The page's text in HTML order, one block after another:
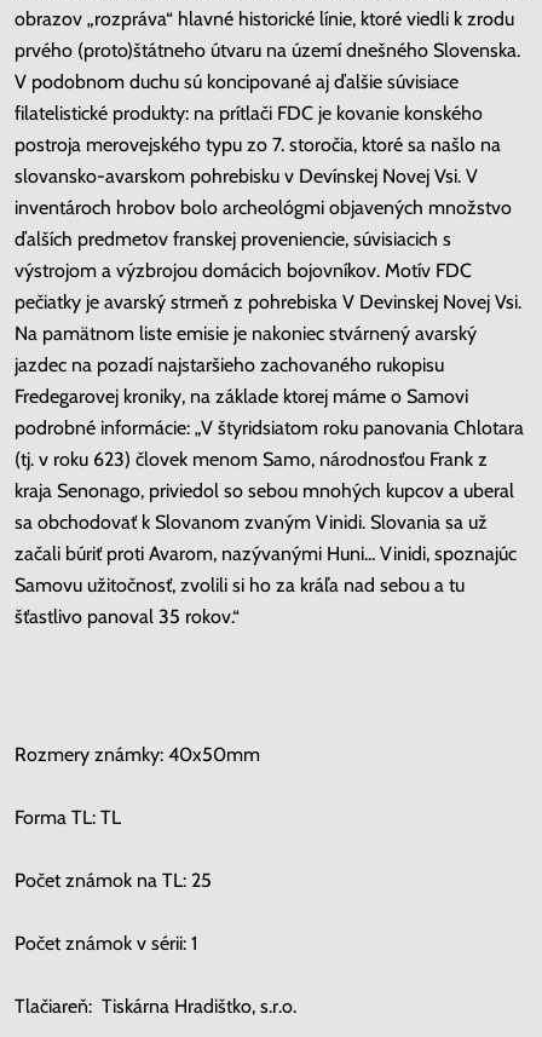
obrazov „rozpráva“ hlavné historické línie, ktoré viedli k zrodu
prvého (proto)štátneho útvaru na území dnešného Slovenska.
V podobnom duchu sú koncipované aj ďalšie súvisiace
filatelistické produkty: na prítlači FDC je kovanie konského
postroja merovejského typu zo 7. storočia, ktoré sa našlo na
slovansko-avarskom pohrebisku v Devínskej Novej Vsi. V
inventároch hrobov bolo archeológmi objavených množstvo
ďalších predmetov franskej proveniencie, súvisiacich s
výstrojom a výzbrojou domácich bojovníkov. Motív FDC
pečiatky je avarský strmeň z pohrebiska V Devinskej Novej Vsi.
Na pamätnom liste emisie je nakoniec stvárnený avarský
jazdec na pozadí najstaršieho zachovaného rukopisu
Fredegarovej kroniky, na základe ktorej máme o Samovi
podrobné informácie: „V štyridsiatom roku panovania Chlotara
(tj. v roku 623) človek menom Samo, národnosťou Frank z
kraja Senonago, priviedol so sebou mnohých kupcov a uberal
sa obchodovať k Slovanom zvaným Vinidi. Slovania sa už
začali búriť proti Avarom, nazývanými Huni... Vinidi, spoznajúc
Samovu užitočnosť, zvolili si ho za kráľa nad sebou a tu
šťastlivo panoval 35 rokov.“
Rozmery známky: 40x50mm
Forma TL: TL
Počet známok na TL: 25
Počet známok v sérii: 1
Tlačiareň: Tiskárna Hradištko, s.r.o.